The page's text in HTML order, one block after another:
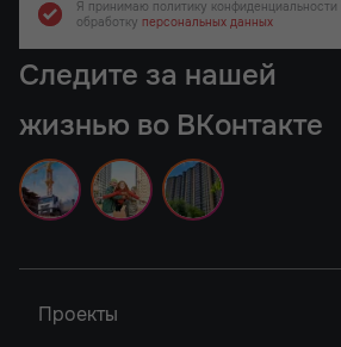
Я принимаю политику конфиденциальности
обработку персональных данных
Следите за нашей
жизнью во ВКонтакте
Проекты